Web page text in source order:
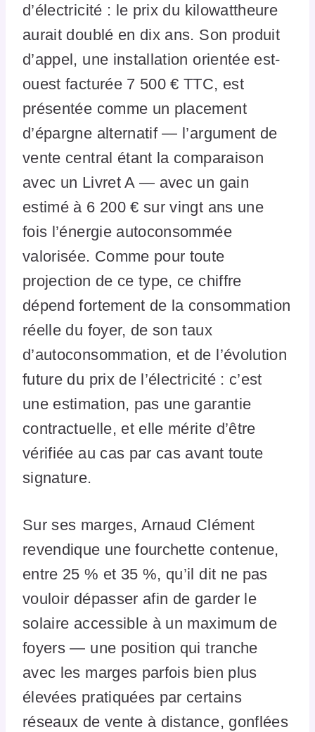
d’électricité : le prix du kilowattheure
aurait doublé en dix ans. Son produit
d’appel, une installation orientée est-
ouest facturée 7 500 € TTC, est
présentée comme un placement
d’épargne alternatif — l’argument de
vente central étant la comparaison
avec un Livret A — avec un gain
estimé à 6 200 € sur vingt ans une
fois l’énergie autoconsommée
valorisée. Comme pour toute
projection de ce type, ce chiffre
dépend fortement de la consommation
réelle du foyer, de son taux
d’autoconsommation, et de l’évolution
future du prix de l’électricité : c’est
une estimation, pas une garantie
contractuelle, et elle mérite d’être
vérifiée au cas par cas avant toute
signature.
Sur ses marges, Arnaud Clément
revendique une fourchette contenue,
entre 25 % et 35 %, qu’il dit ne pas
vouloir dépasser afin de garder le
solaire accessible à un maximum de
foyers — une position qui tranche
avec les marges parfois bien plus
élevées pratiquées par certains
réseaux de vente à distance, gonflées